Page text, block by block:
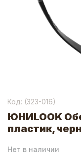
Код: (323-016)
ЮНИLOOK
пластик,
Нет в наличии